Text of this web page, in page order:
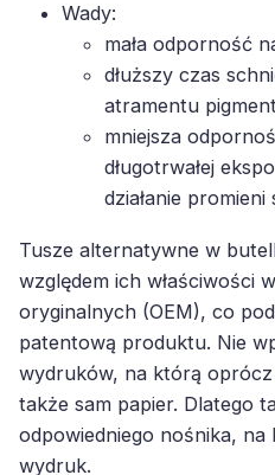
Wady:
mała odporność
dłuższy czas
atramentu
mniejsza
długotrwałej
działanie promieni
Tusze alternatywne w
względem ich właściwości
oryginalnych (OEM), co
patentową produktu. Nie
wydruków, na którą
także sam papier. Dlatego
odpowiedniego nośnika,
wydruk.